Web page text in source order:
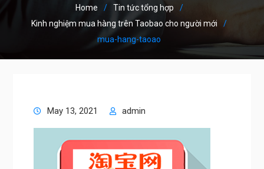
Home
Tin tức tổng hợp
Kinh nghiệm mua hàng trên Taobao cho người mới
mua-hang-taoao
May 13, 2021 admin